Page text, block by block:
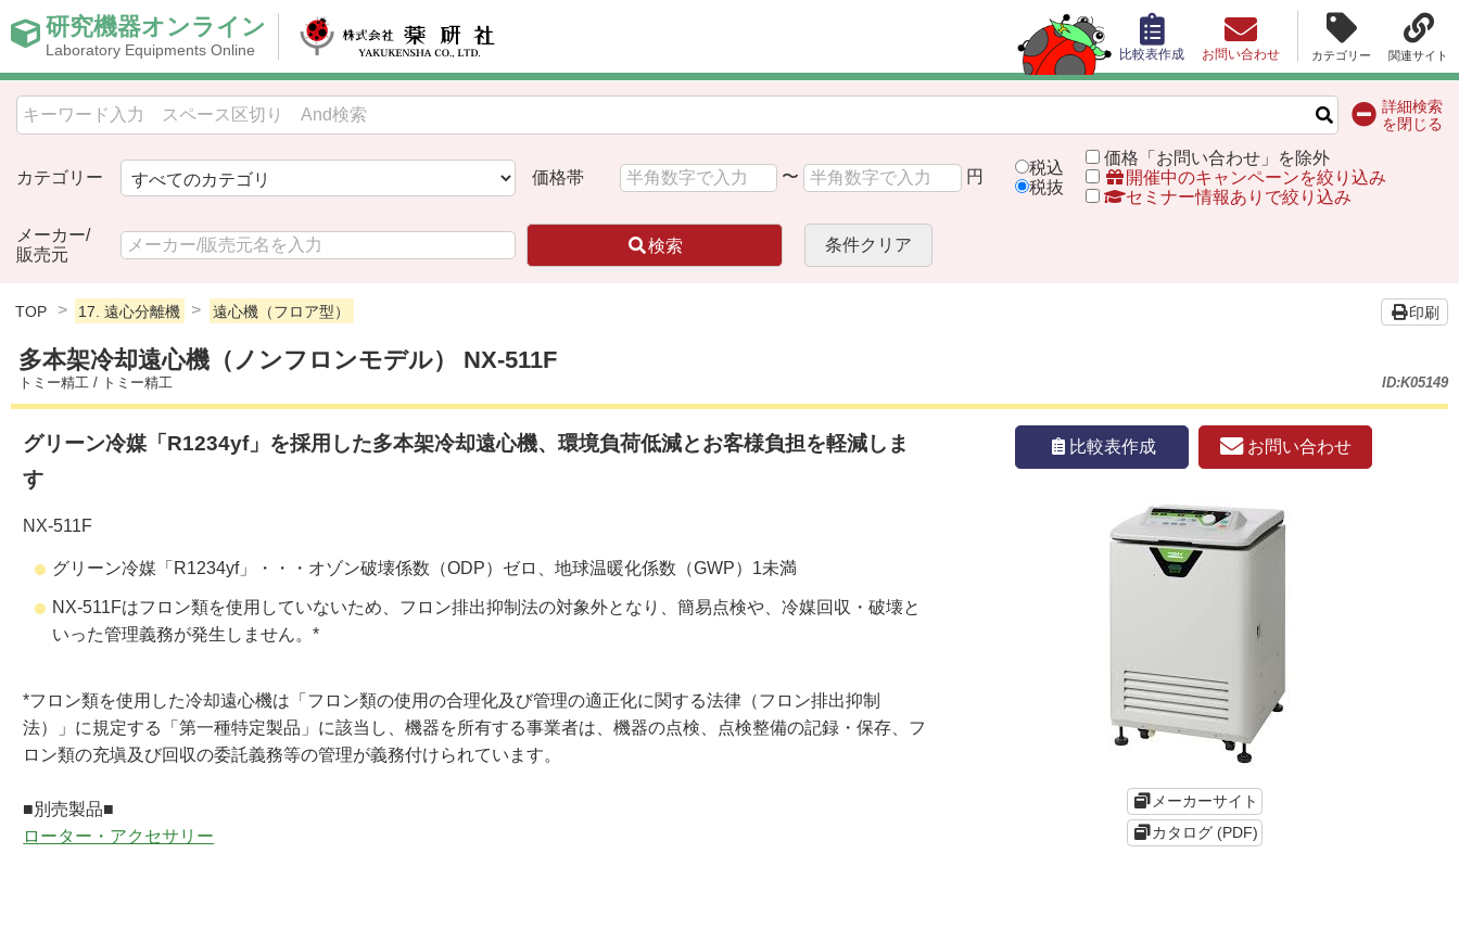
研究機器オンライン
Laboratory Equipments Online カテゴリー 関連サイト
比較表作成 お問い合わせ
詳細検索
を閉じる
カテゴリー
メーカー/
販売元
価格帯 〜 円
税込
税抜
価格「お問い合わせ」を除外
開催中のキャンペーンを絞り込み
セミナー情報ありで絞り込み
検索 条件クリア
TOP 17. 遠心分離機 遠心機（フロア型） 印刷
多本架冷却遠心機（ノンフロンモデル） NX-511F
トミー精工 / トミー精工 ID:K05149
比較表作成 お問い合わせ
メーカーサイト
カタログ (PDF)
グリーン冷媒「R1234yf」を採用した多本架冷却遠心機、環境負荷低減とお客様負担を軽減しま
す
NX-511F
グリーン冷媒「R1234yf」・・・オゾン破壊係数（ODP）ゼロ、地球温暖化係数（GWP）1未満
NX-511Fはフロン類を使用していないため、フロン排出抑制法の対象外となり、簡易点検や、冷媒回収・破壊と
いった管理義務が発生しません。*
*フロン類を使用した冷却遠心機は「フロン類の使用の合理化及び管理の適正化に関する法律（フロン排出抑制
法）」に規定する「第一種特定製品」に該当し、機器を所有する事業者は、機器の点検、点検整備の記録・保存、フ
ロン類の充塡及び回収の委託義務等の管理が義務付けられています。
■別売製品■
ローター・アクセサリー